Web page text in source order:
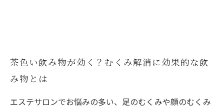
茶色い飲み物が効く？むくみ解消に効果的な飲
み物とは
エステサロンでお悩みの多い、足のむくみや顔のむくみ